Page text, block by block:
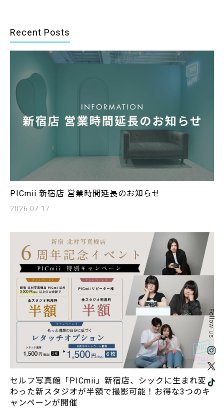
Follow us
Recent Posts
PICmii 新宿店 営業時間延長のお知らせ
2026.07.17
セルフ写真館「PICmii」新宿店、シックに生まれ変
わった新スタジオが半額で撮影可能！お得な3つのキ
ャンペーンが開催